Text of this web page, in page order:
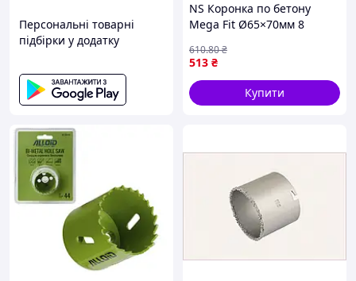
Персональні товарні
підбірки у додатку
NS Коронка по бетону
Mega Fit Ø65×70мм 8
(1513071) Nes22/Q
513 ₴
610.80₴
Купити